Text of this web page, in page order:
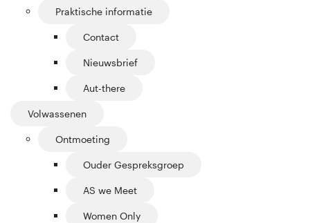
Praktische informatie
Contact
Nieuwsbrief
Aut-there
Volwassenen
Ontmoeting
Ouder Gespreksgroep
AS we Meet
Women Only